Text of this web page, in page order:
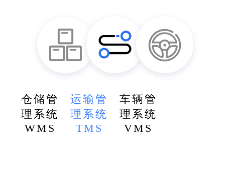
仓储管
理系统
WMS
运输管
理系统
TMS
车辆管
理系统
VMS